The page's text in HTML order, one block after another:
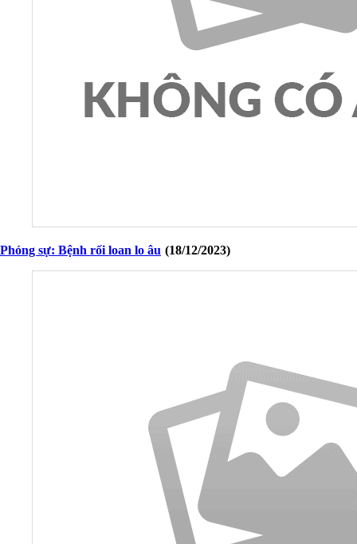
Phóng sự: Bệnh rối loan lo âu (18/12/2023)